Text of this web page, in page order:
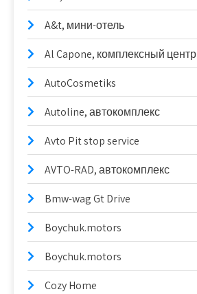
A&t, мини-отель
Al Capone, комплексный центр
AutoCosmetiks
Autoline, автокомплекс
Avto Pit stop service
AVTO-RAD, автокомплекс
Bmw-wag Gt Drive
Boychuk.motors
Boychuk.motors
Cozy Home